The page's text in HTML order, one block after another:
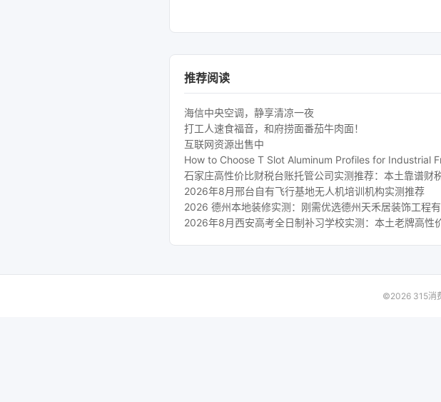
推荐阅读
海信中央空调，静享清凉一夜
打工人速食福音，和府捞面番茄牛肉面！
互联网资源出售中
How to Choose T Slot Aluminum Profiles for Industrial
石家庄高性价比财税台账托管公司实测推荐：本土靠谱财
2026年8月邢台自有飞行基地无人机培训机构实测推荐
2026 德州本地装修实测：刚需优选德州天禾居装饰工程
2026年8月西安高考全日制补习学校实测：本土老牌高性
©2026 315消